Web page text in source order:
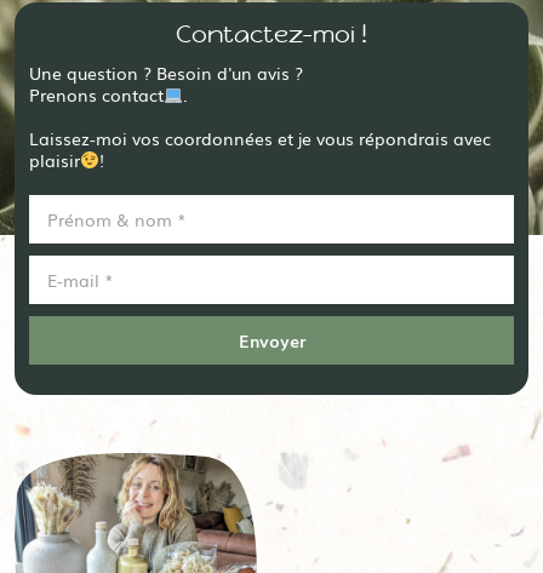
Contactez-moi !
Une question ? Besoin d'un avis ?
Prenons contact
.
Laissez-moi vos coordonnées et je vous répondrais avec
plaisir
!